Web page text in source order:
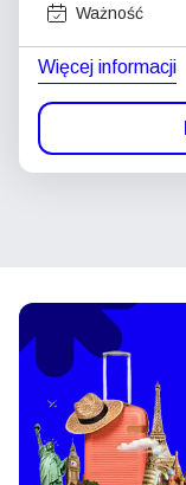
Ważność
Więcej informacji